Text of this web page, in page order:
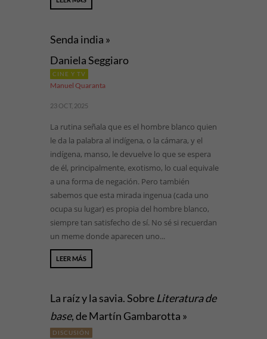
Senda india »
Daniela Seggiaro
CINE Y TV
Manuel Quaranta
23 OCT, 2025
La rutina señala que es el hombre blanco quien
le da la palabra al indígena, o la cámara, y el
indígena, manso, le devuelve lo que se espera
de él, principalmente, exotismo, lo cual equivale
a una forma de negación. Pero también
sabemos que esta mirada ingenua (cada uno
ocupa su lugar) es propia del hombre blanco,
siempre tan satisfecho de sí. No sé si recuerdan
un meme donde aparecen uno...
LEER MÁS
La raíz y la savia. Sobre Literatura de
base, de Martín Gambarotta »
DISCUSIÓN